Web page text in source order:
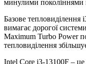
минулими поколіннями
Базове тепловиділення
вимагає дорогої
Maximum Turbo Power
тепловиділення
Intel Core i3-13100F –